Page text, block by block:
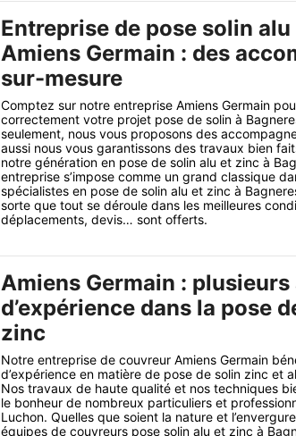
Entreprise de pose solin
Amiens Germain : des
sur-mesure
Comptez sur notre entreprise Amiens Germain
correctement votre projet pose de solin à
seulement, nous vous proposons des
aussi nous vous garantissons des travaux bien
notre génération en pose de solin alu et zinc à
entreprise s’impose comme un grand classique
spécialistes en pose de solin alu et zinc à
sorte que tout se déroule dans les meilleures
déplacements, devis… sont offerts.
Amiens Germain : plusieurs
d’expérience dans la pose
zinc
Notre entreprise de couvreur Amiens Germain
d’expérience en matière de pose de solin zinc et
Nos travaux de haute qualité et nos techniques
le bonheur de nombreux particuliers et
Luchon. Quelles que soient la nature et
équipes de couvreurs pose solin alu et zinc à